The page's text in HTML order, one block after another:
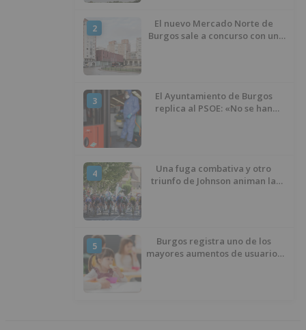
2
El nuevo Mercado Norte de
Burgos sale a concurso con un
3
El Ayuntamiento de Burgos
replica al PSOE: «No se han
4
Una fuga combativa y otro
triunfo de Johnson animan la
5
Burgos registra uno de los
mayores aumentos de usuarios